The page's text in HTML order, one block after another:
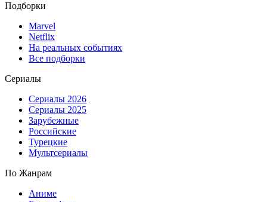
Подборки
Marvel
Netflix
На реальных событиях
Все подборки
Сериалы
Сериалы 2026
Сериалы 2025
Зарубежные
Российские
Турецкие
Мультсериалы
По Жанрам
Аниме